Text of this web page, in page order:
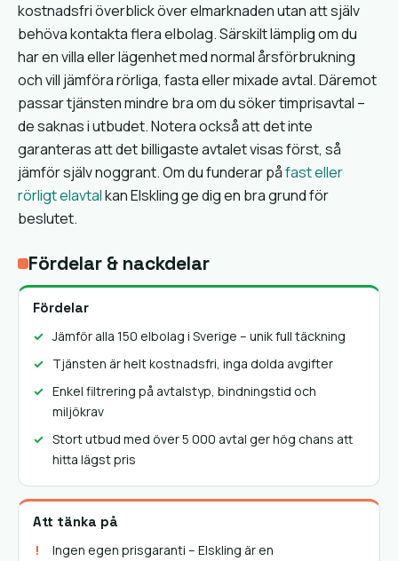
kostnadsfri överblick över elmarknaden utan att själv
behöva kontakta flera elbolag. Särskilt lämplig om du
har en villa eller lägenhet med normal årsförbrukning
och vill jämföra rörliga, fasta eller mixade avtal. Däremot
passar tjänsten mindre bra om du söker timprisavtal –
de saknas i utbudet. Notera också att det inte
garanteras att det billigaste avtalet visas först, så
jämför själv noggrant. Om du funderar påfast eller
rörligt elavtalkan Elskling ge dig en bra grund för
beslutet.
Fördelar & nackdelar
Fördelar
Jämför alla 150 elbolag i Sverige – unik full täckning
Tjänsten är helt kostnadsfri, inga dolda avgifter
Enkel filtrering på avtalstyp, bindningstid och
miljökrav
Stort utbud med över 5 000 avtal ger hög chans att
hitta lägst pris
Att tänka på
Ingen egen prisgaranti – Elskling är en